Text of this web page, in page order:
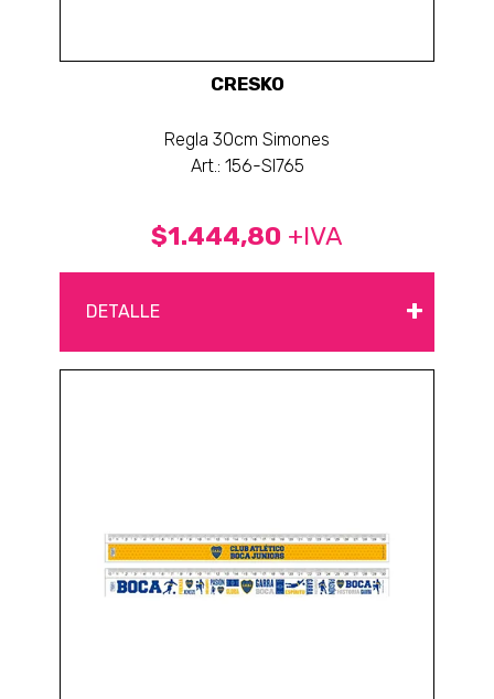
CRESKO
Regla 30cm Simones
Art.: 156-SI765
$1.444,80 +IVA
DETALLE +